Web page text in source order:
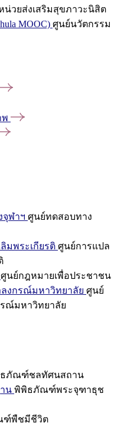
น่วยส่งเสริมสุขภาวะนิสิต
MOOC) ศูนย์นวัตกรรม
พ
ฬาฯ ศูนย์ทดสอบทาง
มพระเกียรติ ศูนย์การแปล
ศูนย์กฎหมายเพื่อประชาชน
งกรณ์มหาวิทยาลัย ศูนย์
ณ์มหาวิทยาลัย
ภัณฑ์ชลทัศนสถาน
น พิพิธภัณฑ์พระจุฑาธุช
ฑ์พืชมีชีวิต